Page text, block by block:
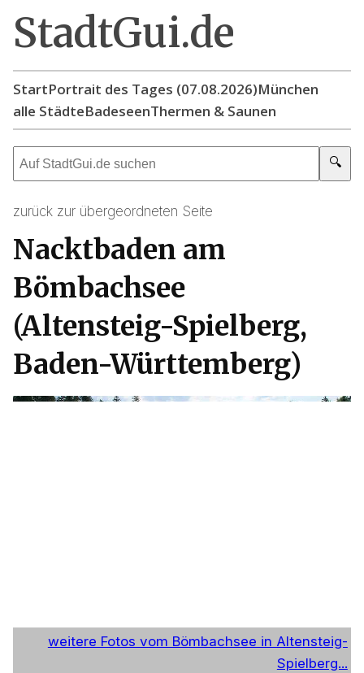
StadtGui.de
StartPortrait des Tages (07.08.2026)München
alle StädteBadeseenThermen & Saunen
🔍
zurück zur übergeordneten Seite
Nacktbaden am
Bömbachsee
(Altensteig-Spielberg,
Baden-Württemberg)
weitere Fotos vom Bömbachsee in Altensteig-
Spielberg...